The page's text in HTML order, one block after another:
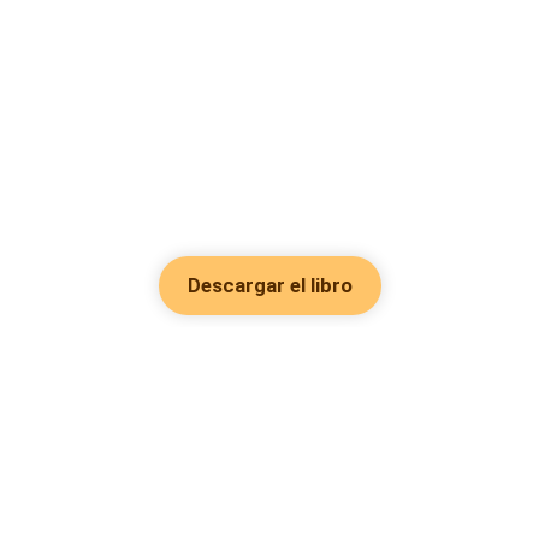
Descargar el libro